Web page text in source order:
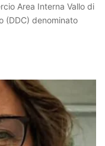
Area Interna Vallo di
(DDC) denominato